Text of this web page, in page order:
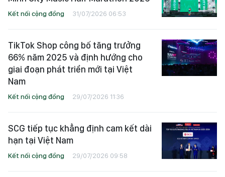
Kết nối cộng đồng 31/07/2026 06:53
TikTok Shop công bố tăng trưởng
66% năm 2025 và định hướng cho
giai đoạn phát triển mới tại Việt
Nam
Kết nối cộng đồng 29/07/2026 11:36
SCG tiếp tục khẳng định cam kết dài
hạn tại Việt Nam
Kết nối cộng đồng 29/07/2026 09:58